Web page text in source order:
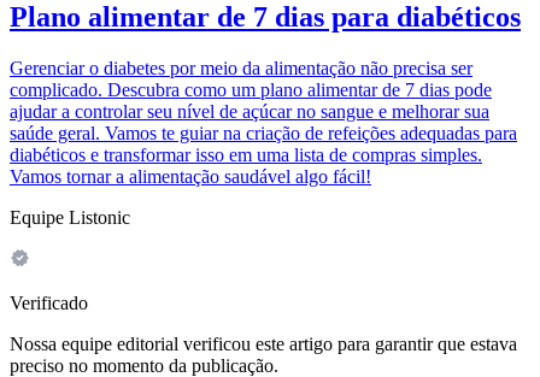
Plano alimentar de 7 dias para diabéticos
Gerenciar o diabetes por meio da alimentação não precisa ser
complicado. Descubra como um plano alimentar de 7 dias pode
ajudar a controlar seu nível de açúcar no sangue e melhorar sua
saúde geral. Vamos te guiar na criação de refeições adequadas para
diabéticos e transformar isso em uma lista de compras simples.
Vamos tornar a alimentação saudável algo fácil!
Equipe Listonic
Verificado
Nossa equipe editorial verificou este artigo para garantir que estava
preciso no momento da publicação.